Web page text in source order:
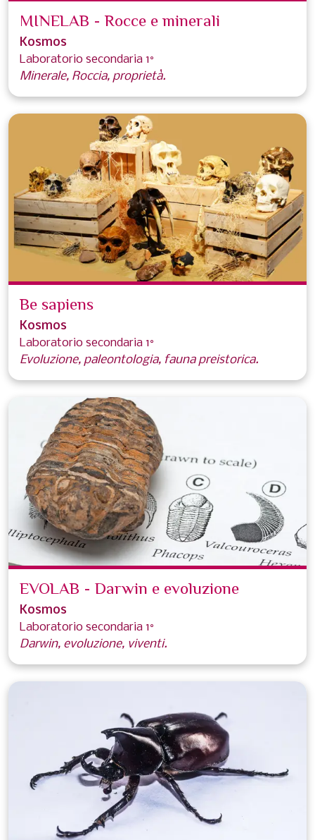
MINELAB - Rocce e minerali
Kosmos
Laboratorio secondaria 1°
Minerale, Roccia, proprietà.
Be sapiens
Kosmos
Laboratorio secondaria 1°
Evoluzione, paleontologia, fauna preistorica.
EVOLAB - Darwin e evoluzione
Kosmos
Laboratorio secondaria 1°
Darwin, evoluzione, viventi.